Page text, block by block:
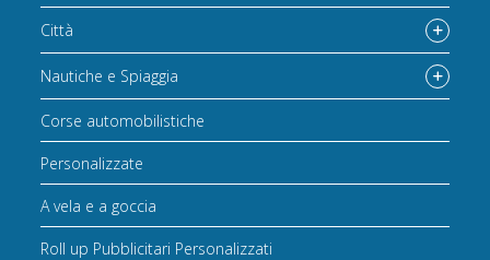
Città
Nautiche e Spiaggia
Corse automobilistiche
Personalizzate
A vela e a goccia
Roll up Pubblicitari Personalizzati